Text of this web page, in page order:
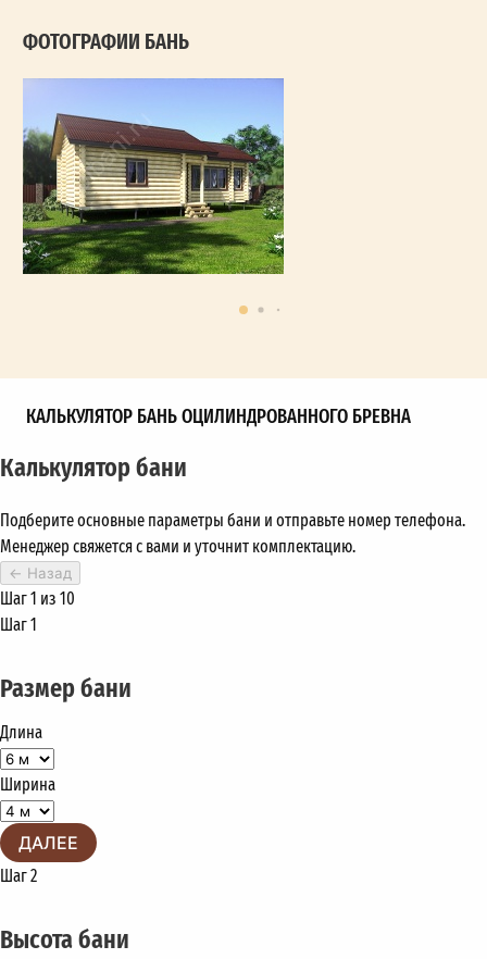
ФОТОГРАФИИ БАНЬ
КАЛЬКУЛЯТОР БАНЬ ОЦИЛИНДРОВАННОГО БРЕВНА
Калькулятор бани
Подберите основные параметры бани и отправьте номер телефона.
Менеджер свяжется с вами и уточнит комплектацию.
← Назад
Шаг 1 из 10
Шаг 1
Размер бани
Длина
Ширина
ДАЛЕЕ
Шаг 2
Высота бани